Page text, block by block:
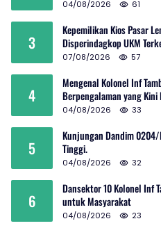
04/08/2026 61
3
Kepemilikan Kios Pasar
Disperindagkop UKM
07/08/2026 57
4
Mengenal Kolonel Inf
Berpengalaman yang
04/08/2026 33
5
Kunjungan Dandim
Tinggi.
04/08/2026 32
6
Dansektor 10 Kolonel Inf
untuk Masyarakat
04/08/2026 23